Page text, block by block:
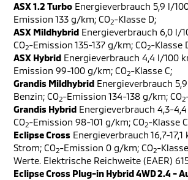
ASX 1.2 Turbo Energieverbrauch 5,9 l/
Emission 133 g/km; CO2-Klasse D;
ASX Mildhybrid Energieverbrauch 6,0 l/
CO2-Emission 135-137 g/km; CO2-Klasse
ASX Hybrid Energieverbrauch 4,4 l/100
Emission 99-100 g/km; CO2-Klasse C;
Grandis Mildhybrid Energieverbrauch
Benzin; CO2-Emission 134-138 g/km; CO2
Grandis Hybrid Energieverbrauch 4,3-
CO2-Emission 98-101 g/km; CO2-Klasse
Eclipse Cross Energieverbrauch 16,7-
Strom; CO2-Emission 0 g/km; CO2-
Werte. Elektrische Reichweite (EAER)
Eclipse Cross Plug-in Hybrid 4WD 2.4 -